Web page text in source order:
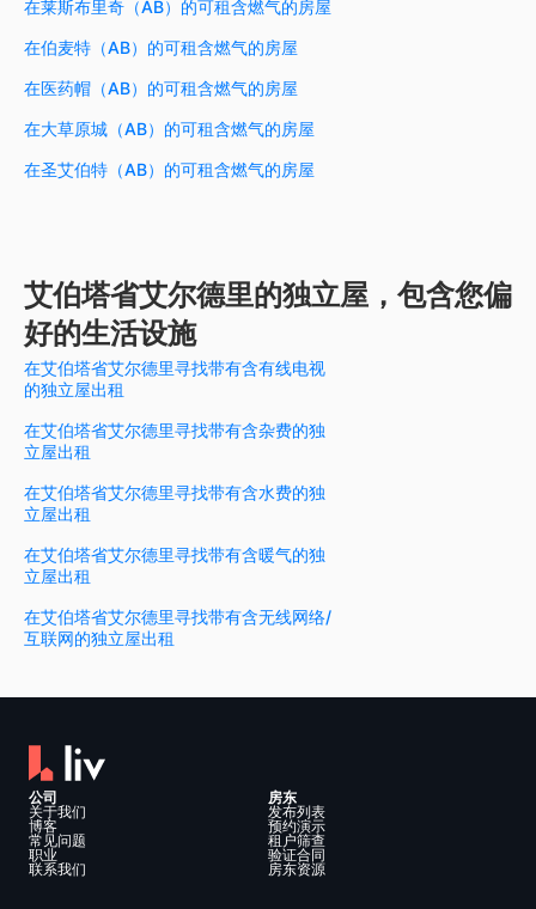
在莱斯布里奇（AB）的可租含燃气的房屋
在伯麦特（AB）的可租含燃气的房屋
在医药帽（AB）的可租含燃气的房屋
在大草原城（AB）的可租含燃气的房屋
在圣艾伯特（AB）的可租含燃气的房屋
艾伯塔省艾尔德里的独立屋，包含您偏
好的生活设施
在艾伯塔省艾尔德里寻找带有含有线电视
的独立屋出租
在艾伯塔省艾尔德里寻找带有含杂费的独
立屋出租
在艾伯塔省艾尔德里寻找带有含水费的独
立屋出租
在艾伯塔省艾尔德里寻找带有含暖气的独
立屋出租
在艾伯塔省艾尔德里寻找带有含无线网络/
互联网的独立屋出租
公司
关于我们
博客
常见问题
职业
联系我们
房东
发布列表
预约演示
租户筛查
验证合同
房东资源